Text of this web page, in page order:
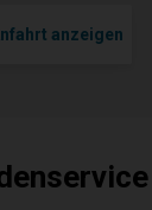
anzeigen